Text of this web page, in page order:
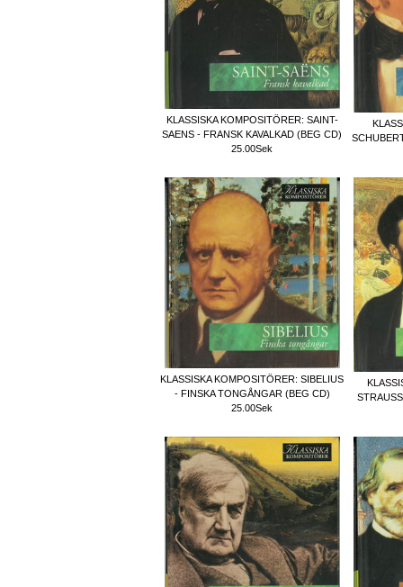
KLASSISKA KOMPOSITÖRER: SAINT-
SAENS - FRANSK KAVALKAD (BEG CD)
25.00Sek
KLASSISKA KOMPOSITÖRER: SIBELIUS
- FINSKA TONGÅNGAR (BEG CD)
25.00Sek